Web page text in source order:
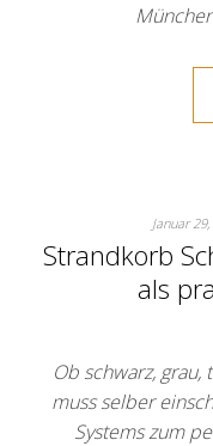
Januar
Strandkorb
als
Ob schwarz,
muss selber
Systems zum